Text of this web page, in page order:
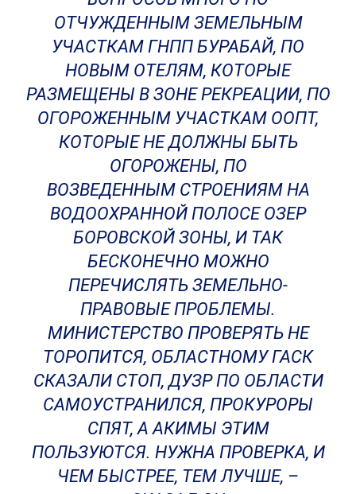
ОТЧУЖДЕННЫМ ЗЕМЕЛЬНЫМ
УЧАСТКАМ ГНПП БУРАБАЙ, ПО
НОВЫМ ОТЕЛЯМ, КОТОРЫЕ
РАЗМЕЩЕНЫ В ЗОНЕ РЕКРЕАЦИИ, ПО
ОГОРОЖЕННЫМ УЧАСТКАМ ООПТ,
КОТОРЫЕ НЕ ДОЛЖНЫ БЫТЬ
ОГОРОЖЕНЫ, ПО
ВОЗВЕДЕННЫМ СТРОЕНИЯМ НА
ВОДООХРАННОЙ ПОЛОСЕ ОЗЕР
БОРОВСКОЙ ЗОНЫ, И ТАК
БЕСКОНЕЧНО МОЖНО
ПЕРЕЧИСЛЯТЬ ЗЕМЕЛЬНО-
ПРАВОВЫЕ ПРОБЛЕМЫ.
МИНИСТЕРСТВО ПРОВЕРЯТЬ НЕ
ТОРОПИТСЯ, ОБЛАСТНОМУ ГАСК
СКАЗАЛИ СТОП, ДУЗР ПО ОБЛАСТИ
САМОУСТРАНИЛСЯ, ПРОКУРОРЫ
СПЯТ, А АКИМЫ ЭТИМ
ПОЛЬЗУЮТСЯ. НУЖНА ПРОВЕРКА, И
ЧЕМ БЫСТРЕЕ, ТЕМ ЛУЧШЕ, –